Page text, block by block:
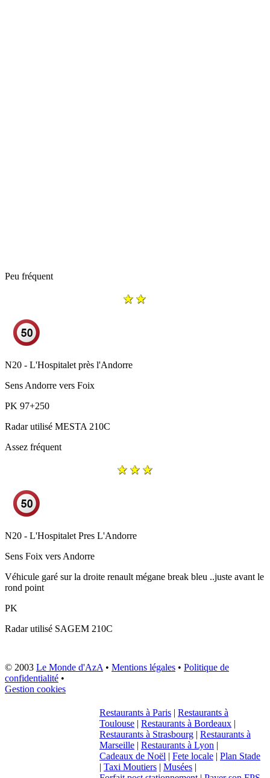
Peu fréquent
N20 - L'Hospitalet près l'Andorre
SensAndorre vers Foix
PK 97+250
Radar utilisé MESTA 210C
Assez fréquent
N20 - L'Hospitalet Pres L'Andorre
Sens Foix vers Andorre
Véhicule garé sur la droite renault mégane break bleu ..juste avant le
rond point
PK
Radar utilisé SAGEM 210C
© 2003 Le Monde d'AzA• Mentions légales • Politique de
confidentialité •
Gestion cookies
Restaurants à Paris | Restaurants à
Toulouse | Restaurants à Bordeaux |
Restaurants à Strasbourg | Restaurants à
Marseille | Restaurants à Lyon |
Cadeaux de Noël | Fete locale | Plan Stade
| Taxi Moutiers | Musées |